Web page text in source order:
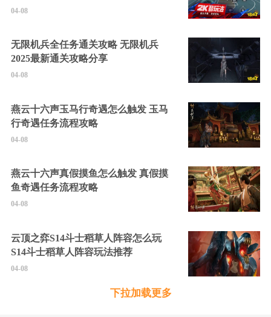
04-08
无限机兵全任务通关攻略 无限机兵
2025最新通关攻略分享
04-08
燕云十六声玉马行奇遇怎么触发 玉马
行奇遇任务流程攻略
04-08
燕云十六声真假摸鱼怎么触发 真假摸
鱼奇遇任务流程攻略
04-08
云顶之弈S14斗士稻草人阵容怎么玩
S14斗士稻草人阵容玩法推荐
04-08
下拉加载更多